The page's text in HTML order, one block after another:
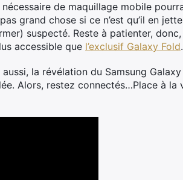
de maquillage mobile
grand chose si ce n’est qu’il en
suspecté. Reste à patienter, donc,
accessible que l’exclusif Galaxy Fold.
la révélation du Samsung
Alors, restez connectés…Place à